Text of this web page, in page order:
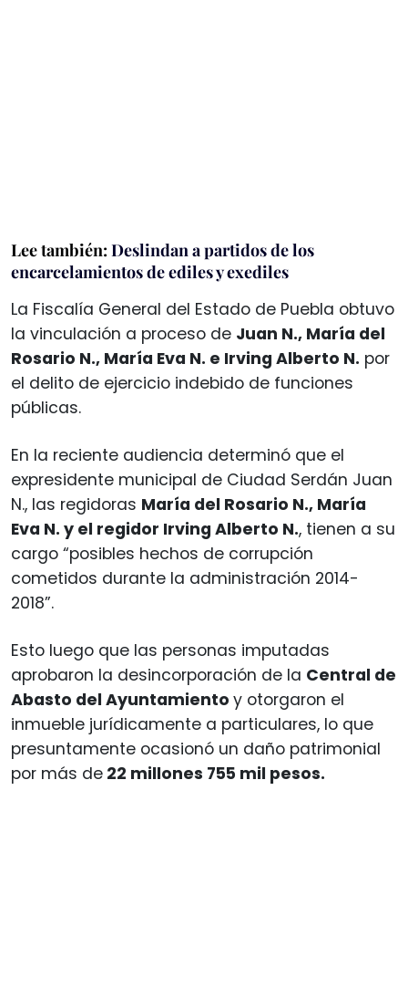
Lee también: Deslindan a partidos de los
encarcelamientos de ediles y exediles
La Fiscalía General del Estado de Puebla obtuvo
la vinculación a proceso de Juan N., María del
Rosario N., María Eva N. e Irving Alberto N. por
el delito de ejercicio indebido de funciones
públicas.
En la reciente audiencia determinó que el
expresidente municipal de Ciudad Serdán Juan
N., las regidoras María del Rosario N., María
Eva N. y el regidor Irving Alberto N., tienen a su
cargo “posibles hechos de corrupción
cometidos durante la administración 2014-
2018”.
Esto luego que las personas imputadas
aprobaron la desincorporación de la Central de
Abasto del Ayuntamiento y otorgaron el
inmueble jurídicamente a particulares, lo que
presuntamente ocasionó un daño patrimonial
por más de 22 millones 755 mil pesos.